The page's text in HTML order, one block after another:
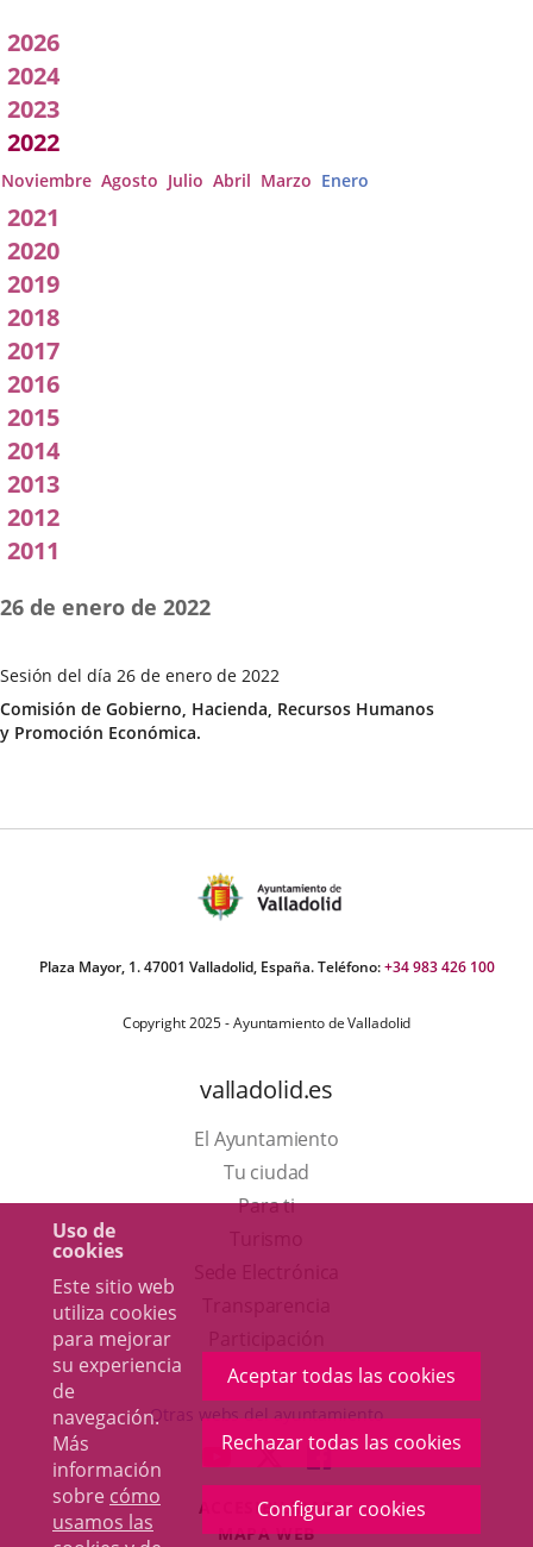
Uso de
cookies
Este sitio web
utiliza cookies
para mejorar
su experiencia
de
navegación.
Más
información
sobre cómo
usamos las
Aceptar todas las cookies
Rechazar todas las cookies
Configurar cookies
2026
2024
2023
2022
Noviembre Agosto Julio Abril Marzo Enero
2021
2020
2019
2018
2017
2016
2015
2014
2013
2012
2011
Sesión del día 26 de enero de 2022
Fecha
de
la
26 de enero de 2022
Categoría
Comisión de Gobierno, Hacienda, Recursos Humanos
y Promoción Económica.
Plaza Mayor, 1. 47001 Valladolid, España. Teléfono:+34 983 426 100
Copyright 2025 - Ayuntamiento de Valladolid
valladolid.es
El Ayuntamiento
Tu ciudad
Para ti
en
una
ventana
nueva.
aplicación
externa.
Otras webs del ayuntamiento
ENLACE
A
UNA
ENLACE
A
UNA
ENLACE
A
UNA
ACCESIBILIDAD
MAPA WEB